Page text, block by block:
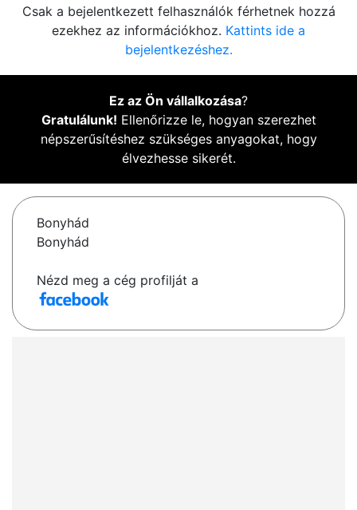
Csak a bejelentkezett felhasználók férhetnek hozzá
ezekhez az információkhoz. Kattints ide a
bejelentkezéshez.
Ez az Ön vállalkozása?
Gratulálunk! Ellenőrizze le, hogyan szerezhet
népszerűsítéshez szükséges anyagokat, hogy
élvezhesse sikerét.
Bonyhád
Bonyhád
Nézd meg a cég profilját a